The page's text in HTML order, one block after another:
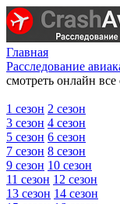
Главная
Расследование
смотреть онлайн все
1 сезон 2 сезон
3 сезон 4 сезон
5 сезон 6 сезон
7 сезон 8 сезон
9 сезон 10 сезон
11 сезон 12 сезон
13 сезон 14 сезон